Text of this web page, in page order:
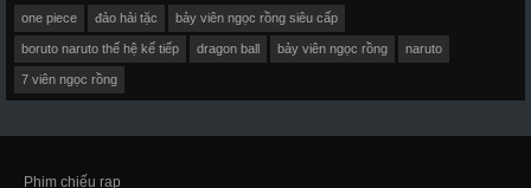
one piece đảo hải tặc bảy viên ngọc rồng siêu cấp
boruto naruto thế hệ kế tiếp dragon ball bảy viên ngọc rồng naruto
7 viên ngọc rồng
Phim chiếu rạp